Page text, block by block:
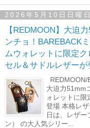
2026年5月10日日曜日
【REDMOON】大迫
ンチョ！BAREBACK
ムウォレットに限定ク
セル＆サドルレザーが
REDMOON/
大迫力51mm
ォレットに
登場 本格レ
日は、レザー
ン） の大人気シリー...